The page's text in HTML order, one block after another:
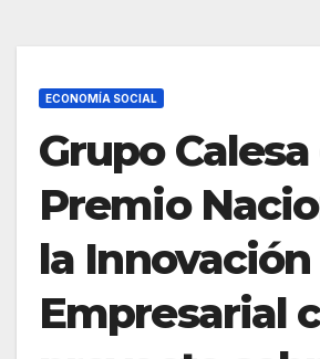
ECONOMÍA SOCIAL
Grupo
Premio
la Innovación
Empresarial